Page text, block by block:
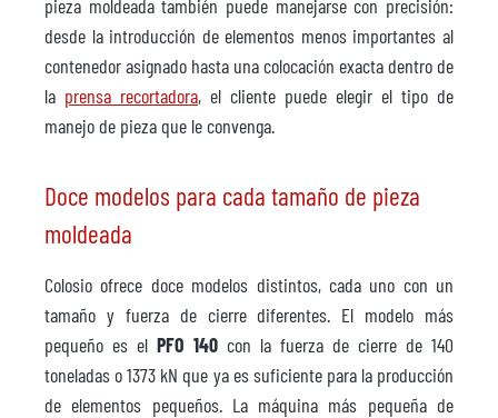
pieza moldeada también puede manejarse con precisión:
desde la introducción de elementos menos importantes al
contenedor asignado hasta una colocación exacta dentro de
la prensa recortadora, el cliente puede elegir el tipo de
manejo de pieza que le convenga.
Doce modelos para cada tamaño de pieza
moldeada
Colosio ofrece doce modelos distintos, cada uno con un
tamaño y fuerza de cierre diferentes. El modelo más
pequeño es el PFO 140 con la fuerza de cierre de 140
toneladas o 1373 kN que ya es suficiente para la producción
de elementos pequeños. La máquina más pequeña de